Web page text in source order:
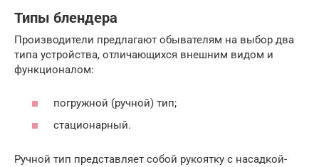
Типы блендера
Производители предлагают обывателям на выбор два
типа устройства, отличающихся внешним видом и
функционалом:
погружной (ручной) тип;
стационарный.
Ручной тип представляет собой рукоятку с насадкой-